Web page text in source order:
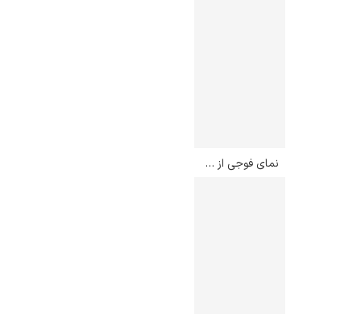
نمای فوجی از گوتنیاما – کاتسوشیکا هوکوسائی